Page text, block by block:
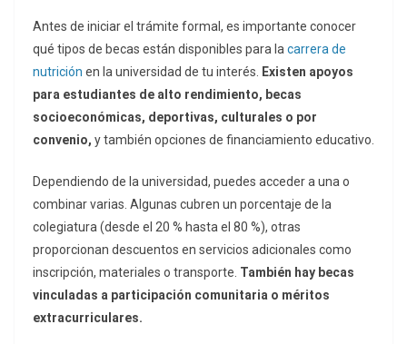
Antes de iniciar el trámite formal, es importante conocer
qué tipos de becas están disponibles para la carrera de
nutrición en la universidad de tu interés.
Existen apoyos
para estudiantes de alto rendimiento, becas
socioeconómicas, deportivas, culturales o por
convenio, y también opciones de financiamiento educativo.
Dependiendo de la universidad, puedes acceder a una o
combinar varias. Algunas cubren un porcentaje de la
colegiatura (desde el 20 % hasta el 80 %), otras
proporcionan descuentos en servicios adicionales como
inscripción, materiales o transporte. También hay becas
vinculadas a participación comunitaria o méritos
extracurriculares.